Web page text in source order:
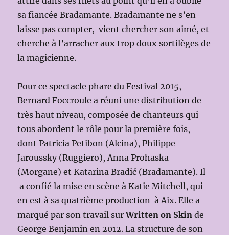
sa fiancée Bradamante. Bradamante ne s’en
laisse pas compter, vient chercher son aimé, et
cherche à l’arracher aux trop doux sortilèges de
la magicienne.
Pour ce spectacle phare du Festival 2015,
Bernard Foccroule a réuni une distribution de
très haut niveau, composée de chanteurs qui
tous abordent le rôle pour la première fois,
dont Patricia Petibon (Alcina), Philippe
Jaroussky (Ruggiero), Anna Prohaska
(Morgane) et Katarina Bradić (Bradamante). Il
a confié la mise en scène à Katie Mitchell, qui
en est à sa quatrième production à Aix. Elle a
marqué par son travail surWritten on Skin de
George Benjamin en 2012. La structure de son